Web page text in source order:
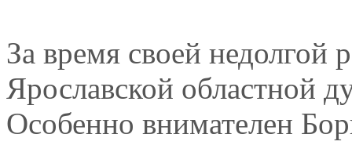
За время своей недолгой
Ярославской областной
Особенно внимателен